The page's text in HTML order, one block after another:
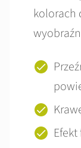
kolorach